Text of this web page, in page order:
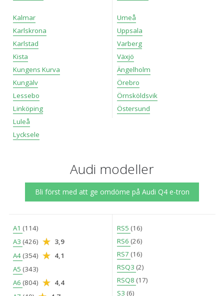
Kalmar
Karlskrona
Karlstad
Kista
Kungens Kurva
Kungälv
Lessebo
Linköping
Luleå
Lycksele
Umeå
Uppsala
Varberg
Växjö
Ängelholm
Örebro
Örnsköldsvik
Östersund
Audi modeller
Bli först med att ge omdöme på Audi Q4 e-tron
A1 (114)
A3 (426)
3,9
A4 (354)
4,1
A5 (343)
A6 (804)
4,4
RS5 (16)
RS6 (26)
RS7 (16)
RSQ3 (2)
RSQ8 (17)
S3 (6)